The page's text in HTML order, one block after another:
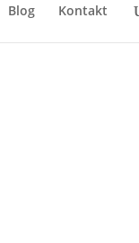
Blog Kontakt